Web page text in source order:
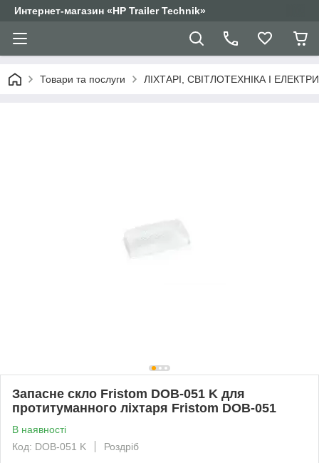
Интернет-магазин «HP Trailer Technik»
Товари та послуги ЛІХТАРІ, СВІТЛОТЕХНІКА І
Запасне скло Fristom DOB-051 K для
протитуманного ліхтаря Fristom DOB-051
В наявності
Код: DOB-051 K
Роздріб